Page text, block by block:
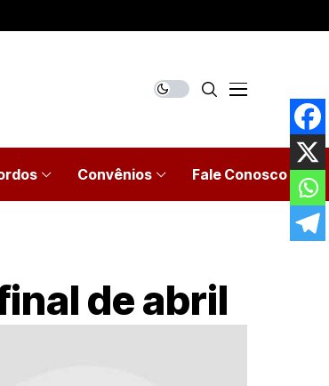
Convênios Fale Conosco
de abril